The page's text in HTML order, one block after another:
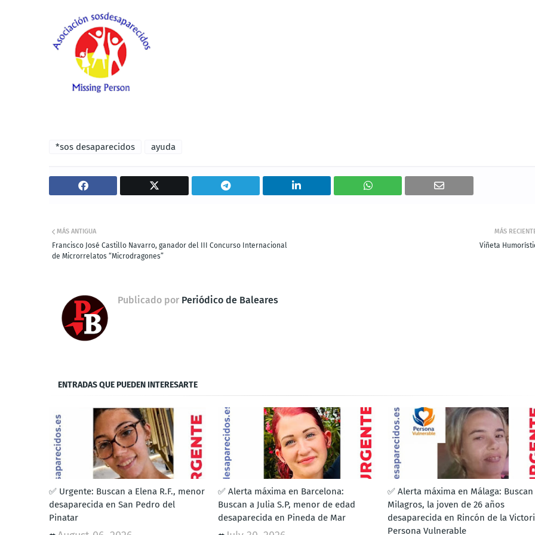
*sos desaparecidos ayuda
MÁS
Viñeta
MÁS ANTIGUA
Francisco José Castillo Navarro, ganador del III Concurso Internacional
de Microrrelatos “Microdragones”
Publicado por Periódico de Baleares
ENTRADAS QUE PUEDEN INTERESARTE
✅ Urgente: Buscan a Elena R.F., menor
desaparecida en San Pedro del
Pinatar
✅ Alerta máxima en Barcelona:
Buscan a Julia S.P, menor de edad
desaparecida en Pineda de Mar
✅ Alerta máxima en Málaga: Buscan
Milagros, la joven de 26 años
desaparecida en Rincón de la
Persona Vulnerable